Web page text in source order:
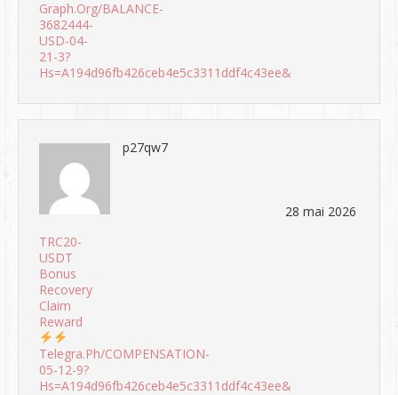
Graph.org/BALANCE-
3682444-
USD-04-
21-3?
Hs=a194d96fb426ceb4e5c3311ddf4c43ee&
TRC20-
USDT
Bonus
Recovery
Claim
Reward
Telegra.ph/COMPENSATION-
05-12-9?
Hs=a194d96fb426ceb4e5c3311ddf4c43ee&
p27qw7
28 mai 2026